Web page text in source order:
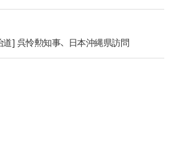
] 呉怜勲知事、日本沖縄県訪問